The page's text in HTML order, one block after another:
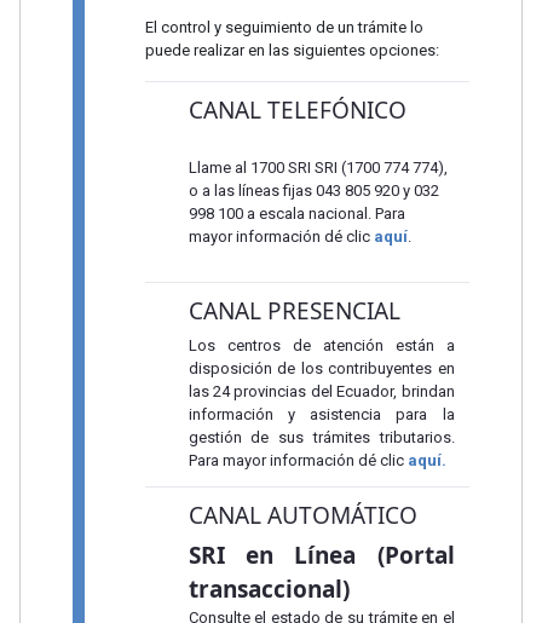
El control y seguimiento de un trámite lo
puede realizar en las siguientes opciones:
CANAL TELEFÓNICO
Llame al 1700 SRI SRI (1700 774 774),
o a las líneas fijas 043 805 920 y 032
998 100 a escala nacional. Para
mayor información dé clic aquí.
CANAL PRESENCIAL
Los centros de atención están a
disposición de los contribuyentes en
las 24 provincias del Ecuador, brindan
información y asistencia para la
gestión de sus trámites tributarios.
Para mayor información dé clic aquí.
CANAL AUTOMÁTICO
SRI en Línea (Portal
transaccional)
Consulte el estado de su trámite en el